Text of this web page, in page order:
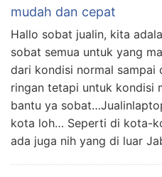
mudah dan cepat
Hallo sobat jualin, kita
sobat semua untuk yang
dari kondisi normal sampai
ringan tetapi untuk kondisi
bantu ya
kota loh… Seperti di kota-
ada juga nih yang di luar